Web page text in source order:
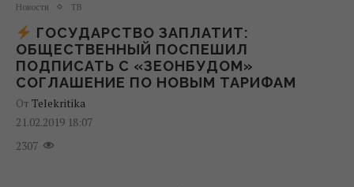
Новости ТВ
ГОСУДАРСТВО ЗАПЛАТИТ:
ОБЩЕСТВЕННЫЙ ПОСПЕШИЛ
ПОДПИСАТЬ С «ЗЕОНБУДОМ»
СОГЛАШЕНИЕ ПО НОВЫМ ТАРИФАМ
От Telekritika
21.02.2019 18:07
2307